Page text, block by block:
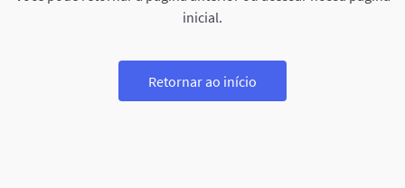
inicial.
Retornar ao início